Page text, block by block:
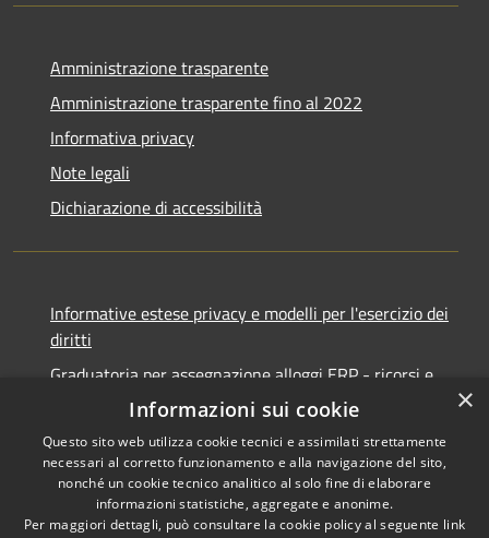
Amministrazione trasparente
Amministrazione trasparente fino al 2022
Informativa privacy
Note legali
Dichiarazione di accessibilità
Informative estese privacy e modelli per l'esercizio dei
diritti
Graduatoria per assegnazione alloggi ERP - ricorsi e
Copyright © 2026 • Comune di
×
Informazioni sui cookie
Questo sito web utilizza cookie tecnici e assimilati strettamente
necessari al corretto funzionamento e alla navigazione del sito,
nonché un cookie tecnico analitico al solo fine di elaborare
informazioni statistiche, aggregate e anonime.
Per maggiori dettagli, può consultare la cookie policy al seguente link